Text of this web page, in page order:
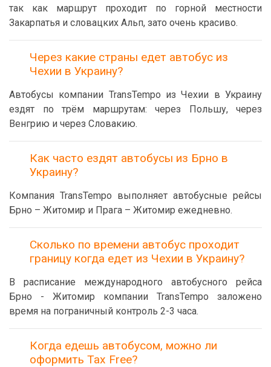
так как маршрут проходит по горной местности
Закарпатья и словацких Альп, зато очень красиво.
Через какие страны едет автобус из
Чехии в Украину?
Автобусы компании TransTempo из Чехии в Украину
ездят по трём маршрутам: через Польшу, через
Венгрию и через Словакию.
Как часто ездят автобусы из Брно в
Украину?
Компания TransTempo выполняет автобусные рейсы
Брно – Житомир и Прага – Житомир ежедневно.
Сколько по времени автобус проходит
границу когда едет из Чехии в Украину?
В расписание международного автобусного рейса
Брно - Житомир компании TransTempo заложено
время на пограничный контроль 2-3 часа.
Когда едешь автобусом, можно ли
оформить Tax Free?